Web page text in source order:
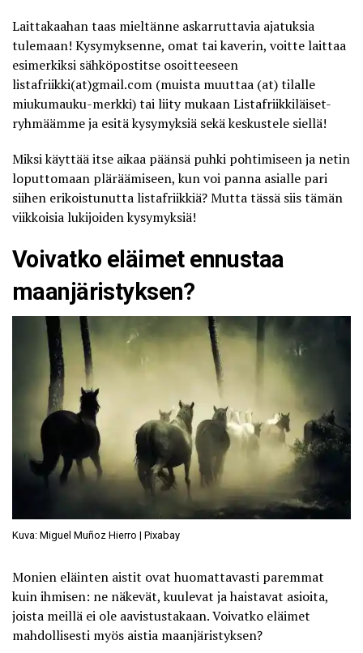
Laittakaahan taas mieltänne askarruttavia ajatuksia
tulemaan! Kysymyksenne, omat tai kaverin, voitte laittaa
esimerkiksi sähköpostitse osoitteeseen
listafriikki(at)gmail.com (muista muuttaa (at) tilalle
miukumauku-merkki) tai liity mukaanListafriikkiläiset-
ryhmäämmeja esitä kysymyksiä sekä keskustele siellä!
Miksi käyttää itse aikaa päänsä puhki pohtimiseen ja netin
loputtomaan pläräämiseen, kun voi panna asialle pari
siihen erikoistunutta listafriikkiä? Mutta tässä siis tämän
viikkoisia lukijoiden kysymyksiä!
Voivatko eläimet ennustaa
maanjäristyksen?
Kuva: Miguel Muñoz Hierro | Pixabay
Monien eläinten aistit ovat huomattavasti paremmat
kuin ihmisen: ne näkevät, kuulevat ja haistavat asioita,
joista meillä ei ole aavistustakaan. Voivatko eläimet
mahdollisesti myös aistia maanjäristyksen?